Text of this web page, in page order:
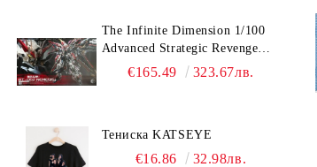
The Infinite Dimension 1/100
Advanced Strategic Revenge
Titan RT-002 Nemesis
€165.49 323.67лв.
Тениска KATSEYE
€16.86 32.98лв.